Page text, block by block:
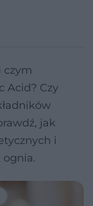
czym
Acid? Czy
jak
i
ognia.